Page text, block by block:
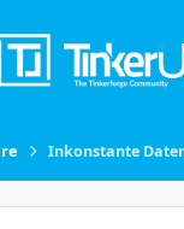
Inkonstante